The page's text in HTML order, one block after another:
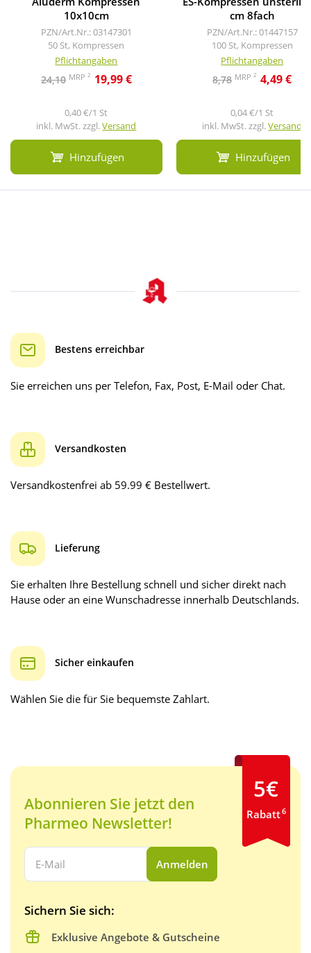
10x10cm
PZN/Art.Nr.: 03147301
50 St, Kompressen
Pflichtangaben
24,10 MRP 2 19,99 €
0,40 €/1 St
inkl. MwSt. zzgl.Versand
Hinzufügen
cm 8fach
PZN/Art.Nr.: 01447157
100 St, Kompressen
Pflichtangaben
8,78 MRP2 4,49 €
0,04 €/1 St
inkl. MwSt. zzgl.Versand
Hinzufügen
Bestens erreichbar
Sie erreichen uns per Telefon, Fax, Post, E-Mail oder Chat.
Versandkosten
Versandkostenfrei ab 59.99 € Bestellwert.
Lieferung
Sie erhalten Ihre Bestellung schnell und sicher direkt nach
Hause oder an eine Wunschadresse innerhalb Deutschlands.
Sicher einkaufen
Wählen Sie die für Sie bequemste Zahlart.
Abonnieren Sie jetzt den
Pharmeo Newsletter!
Ihre E-Mail Adresse:
Anmelden
Sichern Sie sich:
Exklusive Angebote & Gutscheine
5€
Rabatt6